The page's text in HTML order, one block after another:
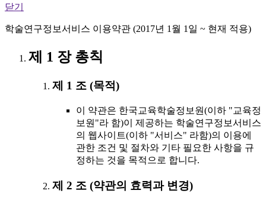
닫기
학술연구정보서비스 이용약관 (2017년 1월 1일 ~ 현재 적용)
제 1 장 총칙
제 1 조 (목적)
이 약관은 한국교육학술정보원(이하 "교육정
보원"라 함)이 제공하는 학술연구정보서비스
의 웹사이트(이하 "서비스" 라함)의 이용에
관한 조건 및 절차와 기타 필요한 사항을 규
정하는 것을 목적으로 합니다.
제 2 조 (약관의 효력과 변경)